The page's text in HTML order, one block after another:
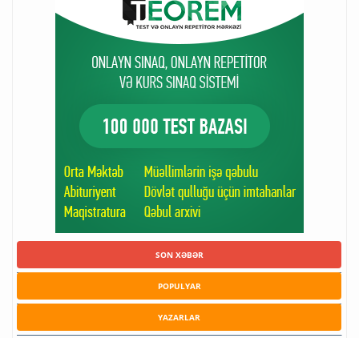
SON XƏBƏR
POPULYAR
YAZARLAR